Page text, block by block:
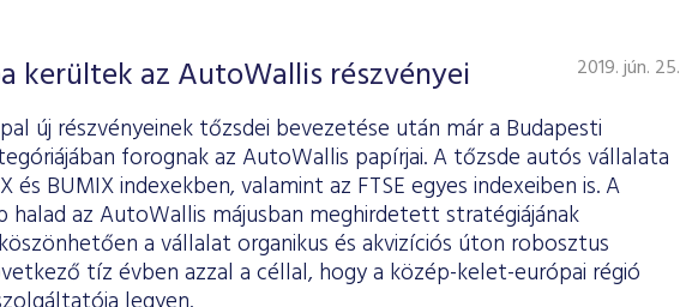
kerültek az AutoWallis részvényei 2019. jún. 25.
új részvényeinek tőzsdei bevezetése után már a Budapesti
forognak az AutoWallis papírjai. A tőzsde autós vállalata
és BUMIX indexekben, valamint az FTSE egyes indexeiben is. A
halad az AutoWallis májusban meghirdetett stratégiájának
a vállalat organikus és akvizíciós úton robosztus
tíz évben azzal a céllal, hogy a közép-kelet-európai régió